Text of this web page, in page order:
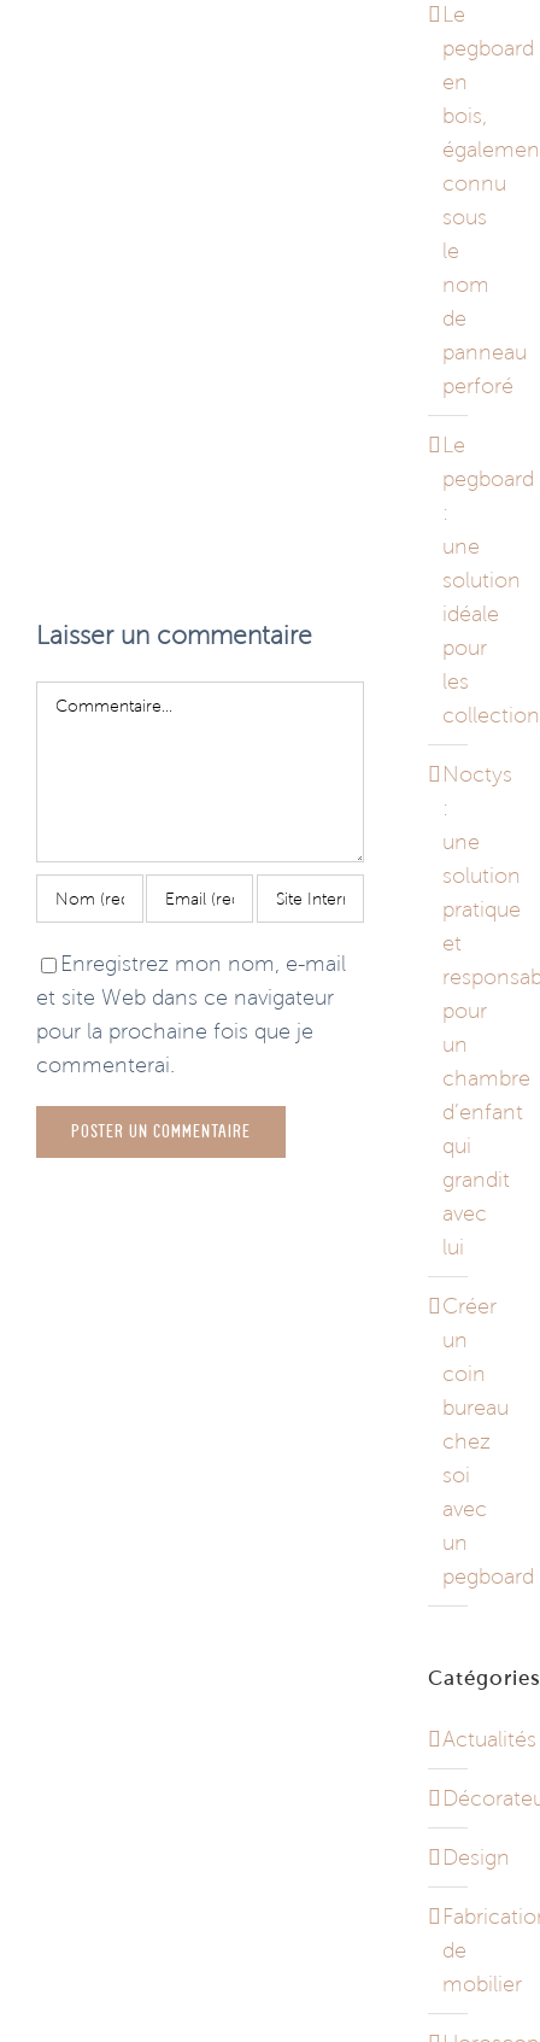
Laisser un commentaire
Commentaire
Enregistrez mon nom, e-mail
et site Web dans ce navigateur
pour la prochaine fois que je
commenterai.
Le
pegboard
en
bois,
connu
sous
le
nom
de
panneau
perforé
Le
pegboard
:
une
solution
idéale
pour
les
Noctys
:
une
solution
pratique
et
pour
un
chambre
d’enfant
qui
grandit
avec
lui
Créer
un
coin
bureau
chez
soi
avec
un
pegboard
Catégories
Actualités
Design
de
mobilier